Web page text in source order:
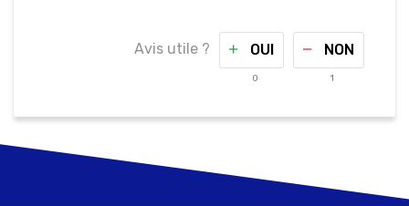
Avis utile ? OUI
0
NON
1